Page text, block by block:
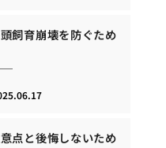
飼育崩壊を防ぐため
点と後悔しないため